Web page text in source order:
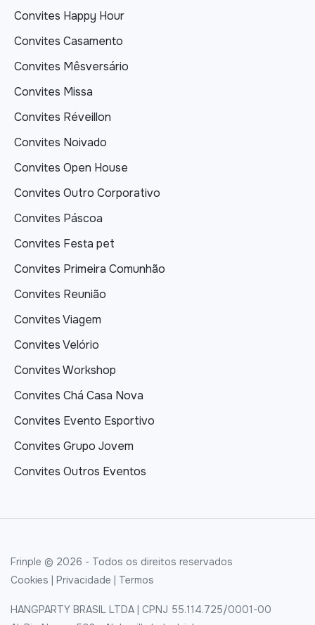
Convites Happy Hour
Convites Casamento
Convites Mêsversário
Convites Missa
Convites Réveillon
Convites Noivado
Convites Open House
Convites Outro Corporativo
Convites Páscoa
Convites Festa pet
Convites Primeira Comunhão
Convites Reunião
Convites Viagem
Convites Velório
Convites Workshop
Convites Chá Casa Nova
Convites Evento Esportivo
Convites Grupo Jovem
Convites Outros Eventos
Frinple © 2026 - Todos os direitos reservados
Cookies | Privacidade | Termos
HANGPARTY BRASIL LTDA | CPNJ 55.114.725/0001-00